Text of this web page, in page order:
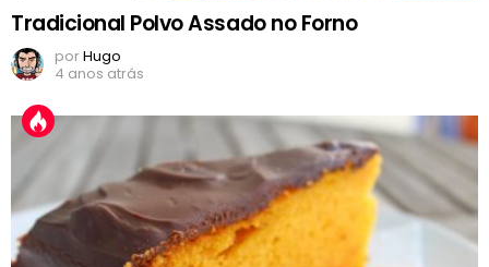
Tradicional Polvo Assado no Forno
porHugo
4 anos atrás